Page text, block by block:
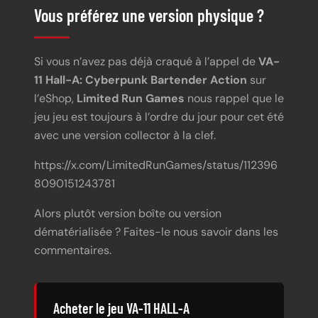
Vous préférez une version physique ?
Si vous n’avez pas déjà craqué à l’appel deVA-
11 Hall-A: Cyberpunk Bartender Action sur
l’eShop, Limited Run Games nous rappel que le
jeu jeu est toujours à l’ordre du jour pour cet été
avec une version collector à la clef.
https://x.com/LimitedRunGames/status/112396
8090151243781
Alors plutôt version boîte ou version
dématérialisée ? Faites-le nous savoir dans les
commentaires.
Acheter le jeu VA-11 HALL-A